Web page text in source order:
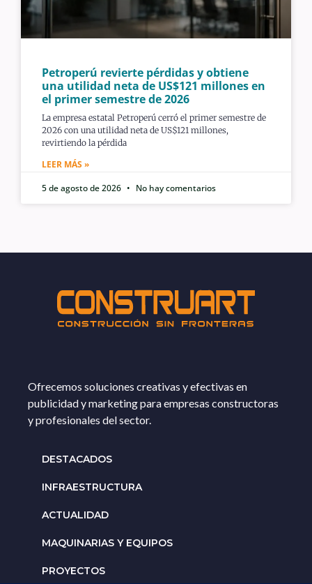
Petroperú revierte pérdidas y obtiene
una utilidad neta de US$121 millones en
el primer semestre de 2026
La empresa estatal Petroperú cerró el primer semestre de
2026 con una utilidad neta de US$121 millones,
revirtiendo la pérdida
LEER MÁS »
5 de agosto de 2026
No hay comentarios
Ofrecemos soluciones creativas y efectivas en
publicidad y marketing para empresas constructoras
y profesionales del sector.
DESTACADOS
INFRAESTRUCTURA
ACTUALIDAD
MAQUINARIAS Y EQUIPOS
PROYECTOS